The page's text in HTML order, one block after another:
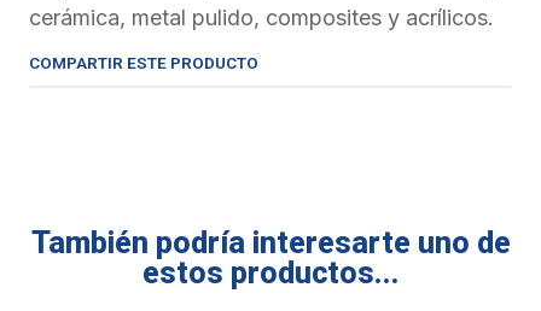
cerámica, metal pulido, composites y acrílicos.
COMPARTIR ESTE PRODUCTO
También podría interesarte uno de
estos productos...